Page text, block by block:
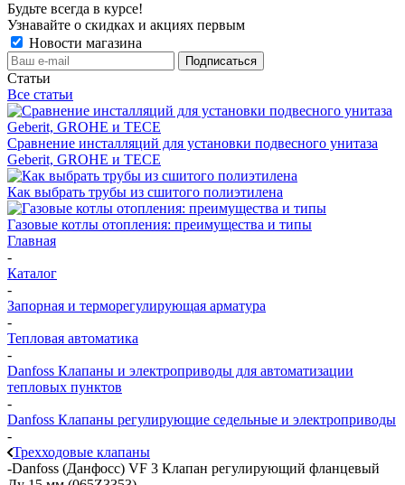
Будьте всегда в курсе!
Узнавайте о скидках и акциях первым
Новости магазина
Статьи
Все статьи
Сравнение инсталляций для установки подвесного унитаза
Geberit, GROHE и TECE
Как выбрать трубы из сшитого полиэтилена
Газовые котлы отопления: преимущества и типы
Главная
-
Каталог
-
Запорная и терморегулирующая арматура
-
Тепловая автоматика
-
Danfoss Клапаны и электроприводы для автоматизации
тепловых пунктов
-
Danfoss Клапаны регулирующие седельные и электроприводы
-
Трехходовые клапаны
-Danfoss (Данфосс) VF 3 Клапан регулирующий фланцевый